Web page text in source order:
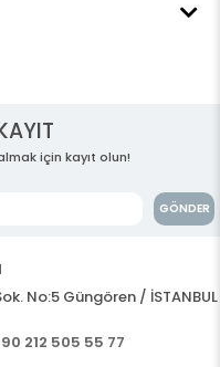
için kayıt olun!
GÖNDER
No:5 Güngören / İSTANBUL
212 505 55 77